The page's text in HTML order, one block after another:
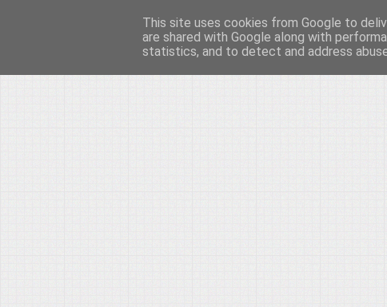
Το μεγαλείο των
Είμαστε πάντα εδώ για να μιλάμε για
This site uses cookies from Google to
are shared with Google along with
statistics, and to detect and address